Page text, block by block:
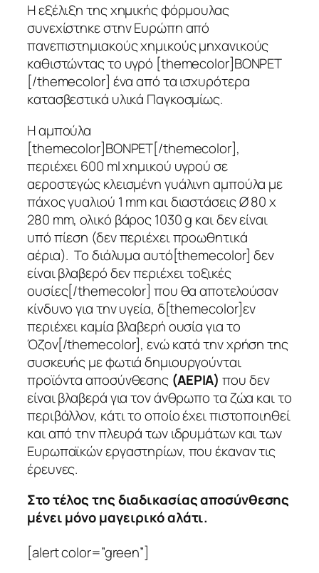
Η εξέλιξη της χημικής φόρμουλας
συνεχίστηκε στην Ευρώπη από
πανεπιστημιακούς χημικούς μηχανικούς
καθιστώντας το υγρό [themecolor]ΒΟΝΡΕΤ
[/themecolor] ένα από τα ισχυρότερα
κατασβεστικά υλικά Παγκοσμίως.
Η αμπούλα
[themecolor]BONPET[/themecolor],
περιέχει 600 ml χημικού υγρού σε
αεροστεγώς κλεισμένη γυάλινη αμπούλα με
πάχος γυαλιού 1 mm και διαστάσεις Ø 80 x
280 mm, ολικό βάρος 1030 g και δεν είναι
υπό πίεση (δεν περιέχει προωθητικά
αέρια). Το διάλυμα αυτό[themecolor] δεν
είναι βλαβερό δεν περιέχει τοξικές
ουσίες[/themecolor] που θα αποτελούσαν
κίνδυνο για την υγεία, δ[themecolor]εν
περιέχει καμία βλαβερή ουσία για το
Όζον[/themecolor], ενώ κατά την χρήση της
συσκευής με φωτιά δημιουργούνται
προϊόντα αποσύνθεσης (ΑΕΡΙΑ) που δεν
είναι βλαβερά για τον άνθρωπο τα ζώα και το
περιβάλλον, κάτι το οποίο έχει πιστοποιηθεί
και από την πλευρά των ιδρυμάτων και των
Ευρωπαϊκών εργαστηρίων, που έκαναν τις
έρευνες.
Στο τέλος της διαδικασίας αποσύνθεσης
μένει μόνο μαγειρικό αλάτι.
[alert color=”green”]